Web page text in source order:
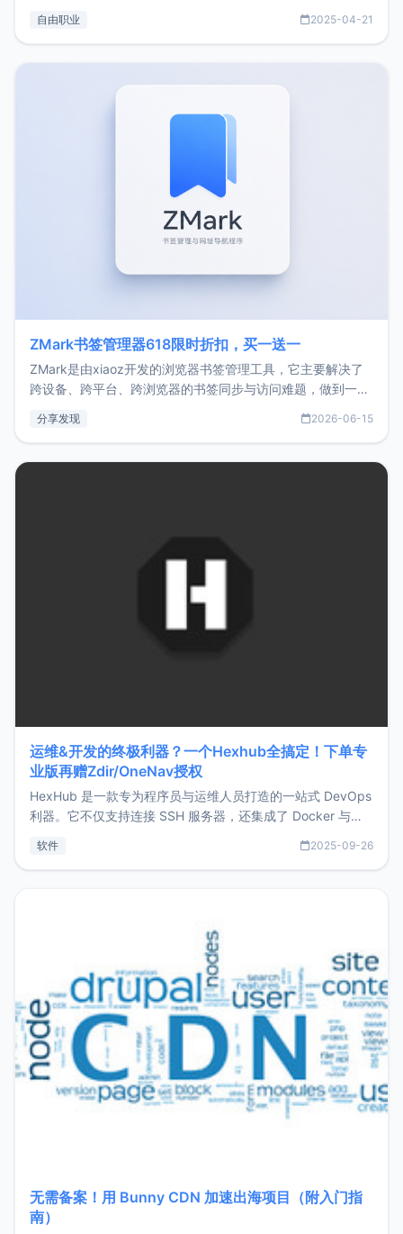
了我的首个产品ImgURL的真实数据和产品现状。自我介绍大
自由职业 2025-04-21
ZMark书签管理器618限时折扣，买一送一
ZMark是由xiaoz开发的浏览器书签管理工具，它主要解决了
跨设备、跨平台、跨浏览器的书签同步与访问难题，做到一处
用，让管理更高效。ZMark官网地址：
分享发现 2026-06-15
运维&开发的终极利器？一个Hexhub全搞定！下单专
业版再赠Zdir/OneNav授权
HexHub 是一款专为程序员与运维人员打造的一站式 DevOps
利器。它不仅支持连接 SSH 服务器，还集成了 Docker 与常
件间频繁切换，仅凭 HexHub 即可同时搞定运维与数据库操
软件 2025-09-26
无需备案！用 Bunny CDN 加速出海项目（附入门指
南）